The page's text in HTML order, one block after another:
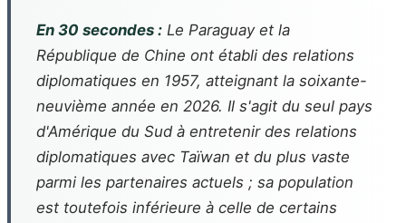
En 30 secondes : Le Paraguay et la
République de Chine ont établi des relations
diplomatiques en 1957, atteignant la soixante-
neuvième année en 2026. Il s'agit du seul pays
d'Amérique du Sud à entretenir des relations
diplomatiques avec Taïwan et du plus vaste
parmi les partenaires actuels ; sa population
est toutefois inférieure à celle de certains